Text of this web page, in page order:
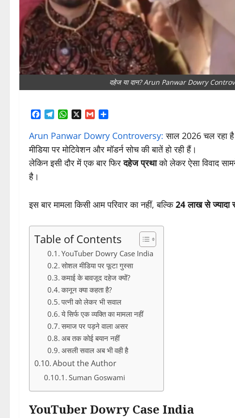
दहेज या दान? Arun Panwar Dowry
Facebook
TelegramWhatsAppGmail
Arun Panwar Dowry Controversy: साल 2026 चल रहा
मीडिया पर मोटिवेशन और मॉडर्न सोच की बातें हो रही हैं।
लेकिन इसी दौर में एक बार फिरदहेज प्रथाको लेकर ऐसा विवाद
है।
इस बार मामला किसी आम परिवार का नहीं, बल्कि24 लाख से ज्यादा
Table of Contents
YouTuber Dowry Case India
सोशल मीडिया पर फूटा गुस्सा
कमाई के बावजूद दहेज क्यों?
कानून क्या कहता है?
पत्नी को लेकर भी सवाल
ये सिर्फ एक व्यक्ति का मामला नहीं
समाज पर पड़ने वाला असर
अब तक कोई बयान नहीं
असली सवाल अब भी वही है
About the Author
Suman Goswami
YouTuber Dowry Case India